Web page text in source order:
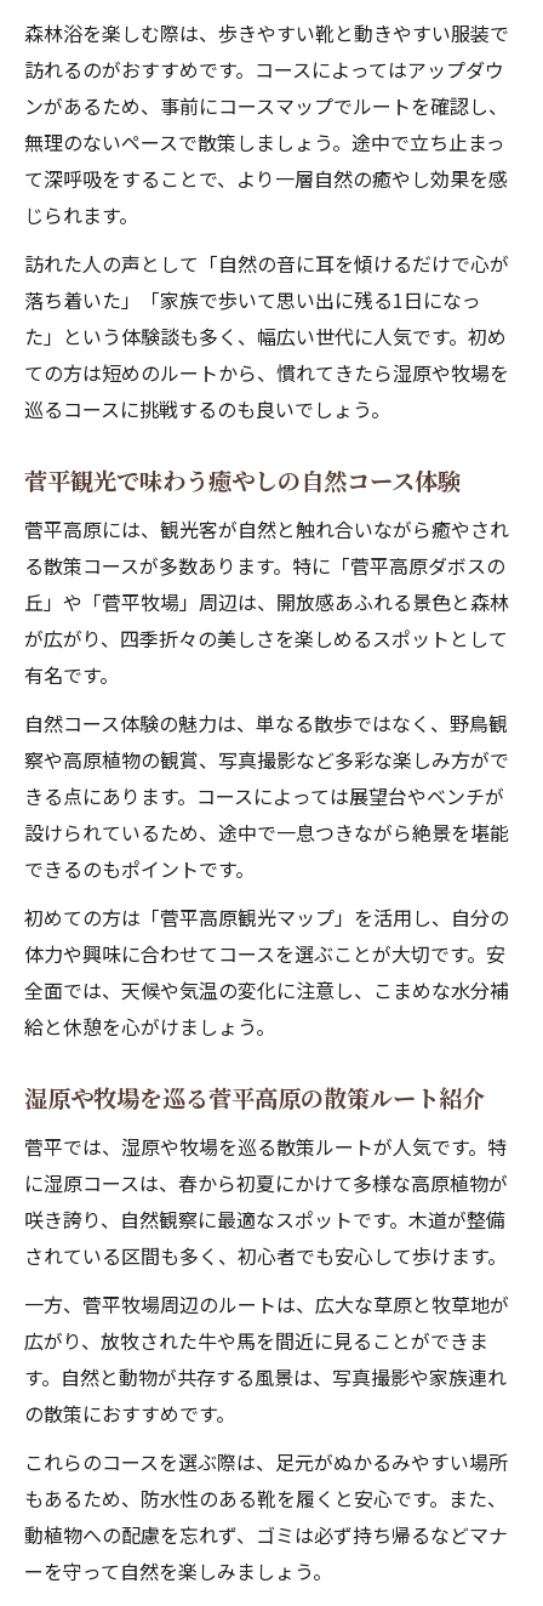
森林浴を楽しむ際は、歩きやすい靴と動きやすい服装で
訪れるのがおすすめです。コースによってはアップダウ
ンがあるため、事前にコースマップでルートを確認し、
無理のないペースで散策しましょう。途中で立ち止まっ
て深呼吸をすることで、より一層自然の癒やし効果を感
じられます。
訪れた人の声として「自然の音に耳を傾けるだけで心が
落ち着いた」「家族で歩いて思い出に残る1日になっ
た」という体験談も多く、幅広い世代に人気です。初め
ての方は短めのルートから、慣れてきたら湿原や牧場を
巡るコースに挑戦するのも良いでしょう。
菅平観光で味わう癒やしの自然コース体験
菅平高原には、観光客が自然と触れ合いながら癒やされ
る散策コースが多数あります。特に「菅平高原ダボスの
丘」や「菅平牧場」周辺は、開放感あふれる景色と森林
が広がり、四季折々の美しさを楽しめるスポットとして
有名です。
自然コース体験の魅力は、単なる散歩ではなく、野鳥観
察や高原植物の観賞、写真撮影など多彩な楽しみ方がで
きる点にあります。コースによっては展望台やベンチが
設けられているため、途中で一息つきながら絶景を堪能
できるのもポイントです。
初めての方は「菅平高原観光マップ」を活用し、自分の
体力や興味に合わせてコースを選ぶことが大切です。安
全面では、天候や気温の変化に注意し、こまめな水分補
給と休憩を心がけましょう。
湿原や牧場を巡る菅平高原の散策ルート紹介
菅平では、湿原や牧場を巡る散策ルートが人気です。特
に湿原コースは、春から初夏にかけて多様な高原植物が
咲き誇り、自然観察に最適なスポットです。木道が整備
されている区間も多く、初心者でも安心して歩けます。
一方、菅平牧場周辺のルートは、広大な草原と牧草地が
広がり、放牧された牛や馬を間近に見ることができま
す。自然と動物が共存する風景は、写真撮影や家族連れ
の散策におすすめです。
これらのコースを選ぶ際は、足元がぬかるみやすい場所
もあるため、防水性のある靴を履くと安心です。また、
動植物への配慮を忘れず、ゴミは必ず持ち帰るなどマナ
ーを守って自然を楽しみましょう。